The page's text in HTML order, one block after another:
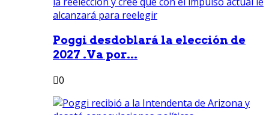
Poggi desdoblará la elección de
2027 .Va por...
0